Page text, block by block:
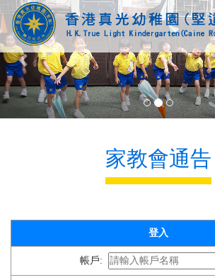
Previous
家教會通告
登入
帳戶: